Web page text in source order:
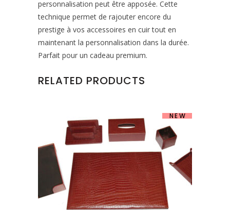
personnalisation peut être apposée. Cette
technique permet de rajouter encore du
prestige à vos accessoires en cuir tout en
maintenant la personnalisation dans la durée.
Parfait pour un cadeau premium.
RELATED PRODUCTS
NEW